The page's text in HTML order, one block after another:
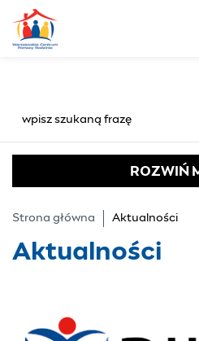
ROZWIŃ
Strona główna Aktualności
Aktualności